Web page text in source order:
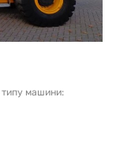
типу машини: